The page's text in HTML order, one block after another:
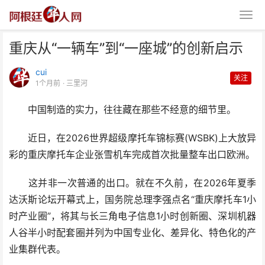
重庆从“一辆车”到“一座城”的创新启示
cui
1个月前 · 三里河
关注
中国制造的实力，往往藏在那些不经意的细节里。
近日，在2026世界超级摩托车锦标赛(WSBK)上大放异
彩的重庆摩托车企业张雪机车完成首次批量整车出口欧洲。
这并非一次普通的出口。就在不久前，在2026年夏季
达沃斯论坛开幕式上，国务院总理李强点名“重庆摩托车1小
时产业圈”，将其与长三角电子信息1小时创新圈、深圳机器
人谷半小时配套圈并列为中国专业化、差异化、特色化的产
业集群代表。
重庆从“一辆车”到“一座城”的创新
启示